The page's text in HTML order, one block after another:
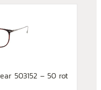
503152 – 50 rot